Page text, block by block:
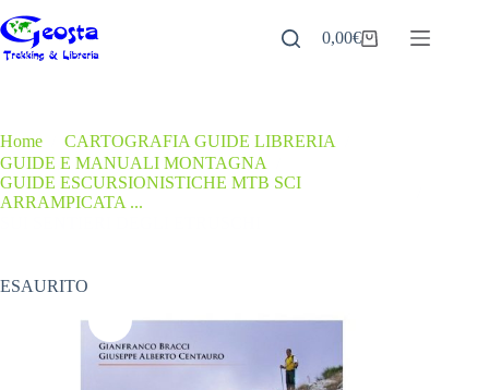
al
contenuto
Carrello
0,00€
Home CARTOGRAFIA GUIDE LIBRERIA
GUIDE E MANUALI MONTAGNA
GUIDE ESCURSIONISTICHE MTB SCI
ARRAMPICATA ...
ESAURITO